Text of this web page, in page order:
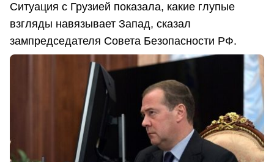
Ситуация с Грузией показала, какие глупые
взгляды навязывает Запад, сказал
зампредседателя Совета Безопасности РФ.